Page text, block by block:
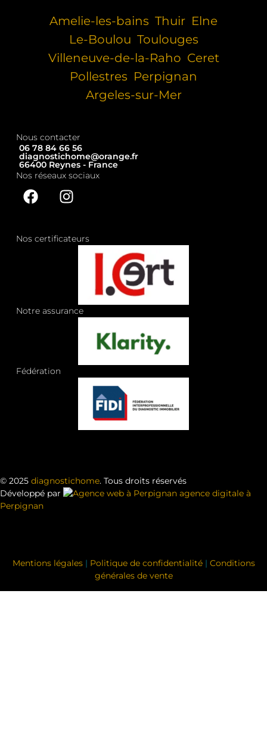
Amelie-les-bains Thuir Elne
Le-Boulou Toulouges
Villeneuve-de-la-Raho Ceret
Pollestres Perpignan
Argeles-sur-Mer
Nous contacter
06 78 84 66 56
diagnostichome@orange.fr
66400 Reynes - France
Nos réseaux sociaux
Nos certificateurs
Notre assurance
Fédération
© 2025 diagnostichome. Tous droits réservés
Développé par
agence digitale à
Perpignan
Mentions légales| Politique de confidentialité | Conditions
générales de vente